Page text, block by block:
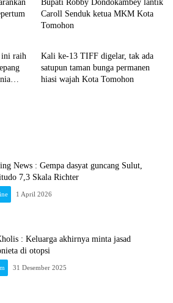
Bupati Robby Dondokambey lantik
Caroll Senduk ketua MKM Kota
Tomohon
ini raih
Editorial Sulut News
Kali ke-13 TIFF digelar, tak ada
satupun taman bunga permanen
hiasi wajah Kota Tomohon
News : Gempa dasyat guncang Sulut,
7,3 Skala Richter
1 April 2026
: Keluarga akhirnya minta jasad
di otopsi
31 Desember 2025